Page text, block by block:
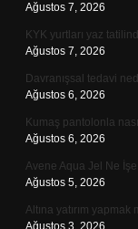
Ağustos 7, 2026
KYK yurtları yaz
Ağustos 7, 2026
Davranışsal tedavi
Ağustos 6, 2026
Kumaş pantolonla
Ağustos 6, 2026
Avene Aqua Jel Ne
Ağustos 5, 2026
Altına yatırım yapmak
Ağustos 3, 2026